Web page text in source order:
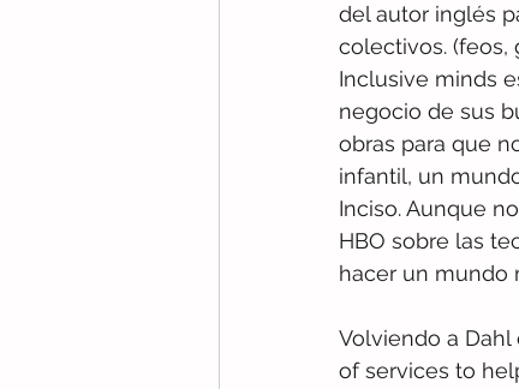
del autor inglés
colectivos. (feos,
Inclusive minds
negocio de sus
obras para que
infantil, un
Inciso. Aunque
HBO sobre las
hacer un mundo
Volviendo a Dahl
of services to